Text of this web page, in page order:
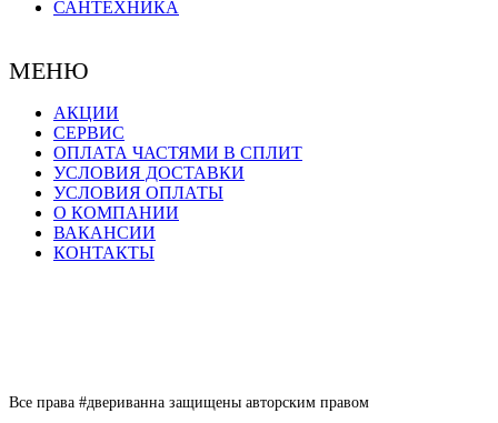
САНТЕХНИКА
МЕНЮ
АКЦИИ
СЕРВИС
ОПЛАТА ЧАСТЯМИ В СПЛИТ
УСЛОВИЯ ДОСТАВКИ
УСЛОВИЯ ОПЛАТЫ
О КОМПАНИИ
ВАКАНСИИ
КОНТАКТЫ
Все права #двериванна защищены авторским правом